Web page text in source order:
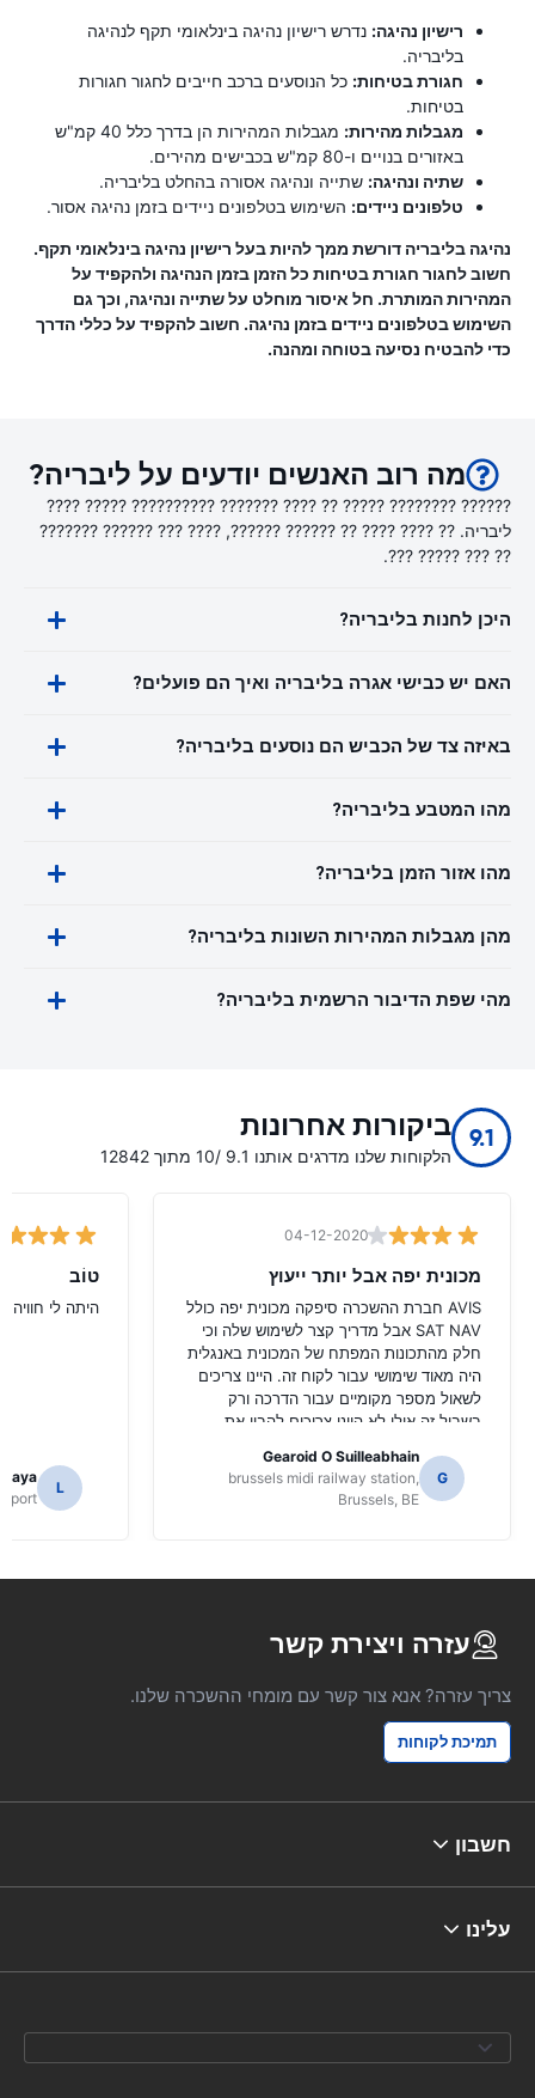
רישיון נהיגה: נדרש רישיון נהיגה בינלאומי תקף לנהיגה
בליבריה.
חגורת בטיחות: כל הנוסעים ברכב חייבים לחגור חגורות
בטיחות.
מגבלות מהירות:
מגבלות המהירות הן בדרך כלל 40 קמ"ש
באזורים בנויים ו-80 קמ"ש בכבישים מהירים.
שתיה ונהיגה: שתייה ונהיגה אסורה בהחלט בליבריה.
טלפונים ניידים: השימוש בטלפונים ניידים בזמן נהיגה אסור.
נהיגה בליבריה דורשת ממך להיות בעל רישיון נהיגה בינלאומי תקף.
חשוב לחגור חגורת בטיחות כל הזמן בזמן הנהיגה ולהקפיד על
המהירות המותרת. חל איסור מוחלט על שתייה ונהיגה, וכך גם
השימוש בטלפונים ניידים בזמן נהיגה. חשוב להקפיד על כללי הדרך
כדי להבטיח נסיעה בטוחה ומהנה.
מה רוב האנשים יודעים על ליבריה?
?????? ???????? ????? ?? ???? ??????? ?????????? ????? ????
ליבריה. ?? ???? ???? ?? ?????? ??????, ???? ??? ?????? ???????
?? ??? ????? ???.
היכן לחנות בליבריה?
האם יש כבישי אגרה בליבריה ואיך הם פועלים?
באיזה צד של הכביש הם נוסעים בליבריה?
מהו המטבע בליבריה?
מהו אזור הזמן בליבריה?
מהן מגבלות המהירות השונות בליבריה?
מהי שפת הדיבור הרשמית בליבריה?
9.1 ביקורות אחרונות
הלקוחות שלנו מדרגים אותנו 9.1 /10 מתוך 12842
04-12-2020
מכונית יפה אבל יותר ייעוץ
AVIS חברת ההשכרה סיפקה מכונית יפה כולל
SAT NAV אבל מדריך קצר לשימוש שלה וכי
חלק מהתכונות המפתח של המכונית באנגלית
היה מאוד שימושי עבור לקוח זה. היינו צריכים
לשאול מספר מקומיים עבור הדרכה ורק
בשביל זה אולי לא היינו צריכים להבין את
G
Gearoid O Suilleabhain
brussels midi railway station,
Brussels, BE
טוֹב
היתה לי חוויה
L
עזרה ויצירת קשר
צריך עזרה? אנא צור קשר עם מומחי ההשכרה שלנו.
תמיכת לקוחות
חשבון
עלינו